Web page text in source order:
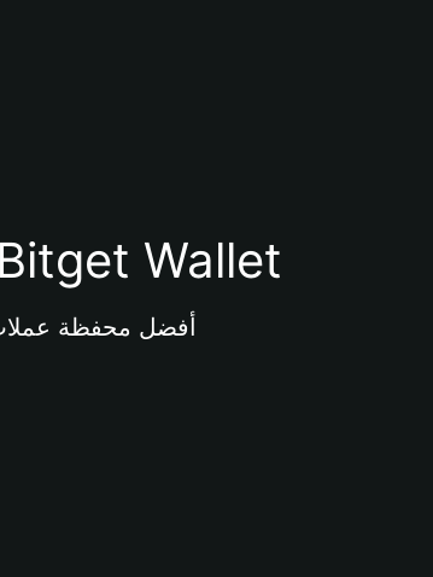
تنزيل تطبيق محفظة Bitget Wallet
أفضل محفظة عملات مشفرة